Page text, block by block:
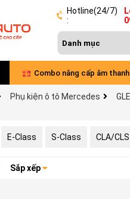
Hotline(24/7)
:
Combo nâng cấp âm
xe VinFast Limo Green
Phụ kiện ô tô Mercedes
E-Class S-Class CLA/CLS
Sắp xếp